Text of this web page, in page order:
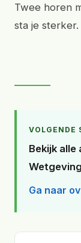
Twee horen
sta je sterker.
VOLGENDE
Bekijk alle
Wetgeving
Ga naar